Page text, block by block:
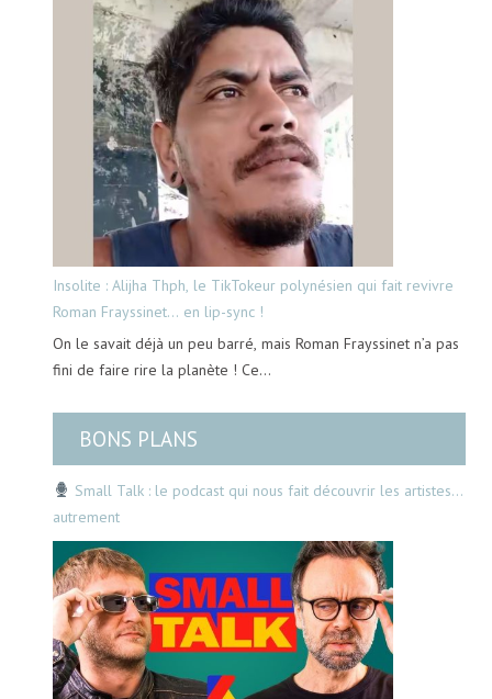
Insolite : Alijha Thph, le TikTokeur polynésien qui fait revivre
Roman Frayssinet… en lip-sync !
On le savait déjà un peu barré, mais Roman Frayssinet n’a pas
fini de faire rire la planète ! Ce…
BONS PLANS
Small Talk : le podcast qui nous fait découvrir les artistes…
autrement